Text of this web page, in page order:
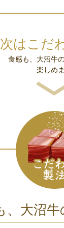
次はこだ
食感も、大沼牛
楽しめ
、大沼牛